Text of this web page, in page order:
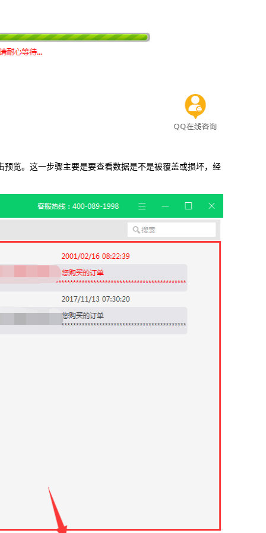
览。这一步骤主要是要查看数据是不是被覆盖或损坏，经